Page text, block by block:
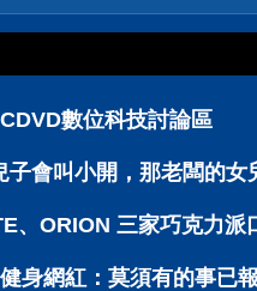
數位科技討論區
會叫小開，那老闆的
、ORION 三家巧克力
身網紅：莫須有的事已